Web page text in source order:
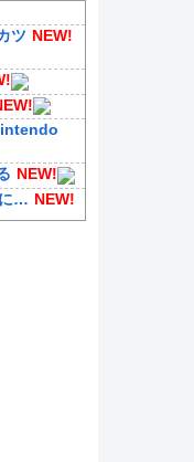
ツ NEW!
NEW!
に… NEW!